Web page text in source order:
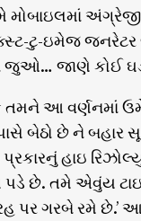
ટુ-ઇમેજ
જાણે કોઈ
તમને આ વર્ણનમાં
પાસે બેઠો છે ને
હાઇ
છે. તમે એવુંય ટાઇપ
પર ગરબે રમે છે.’ આ